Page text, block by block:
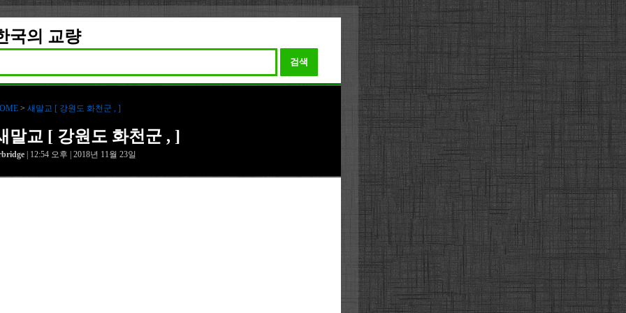
국의 교량
검색
> 새말교 [ 강원도 화천군 , ]
말교 [ 강원도 화천군 , ]
| 12:54 오후 | 2018년 11월 23일